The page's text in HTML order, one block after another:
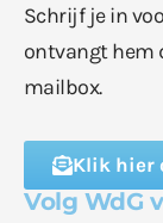
Schrijf je in
ontvangt hem
mailbox.
Klik hier
Volg WdG